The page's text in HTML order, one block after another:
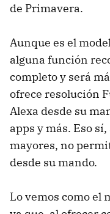
de Primavera.
Aunque es el
alguna función
completo y será
ofrece resolución
Alexa desde su
apps y más. Eso
mayores, no
desde su mando.
Lo vemos como el